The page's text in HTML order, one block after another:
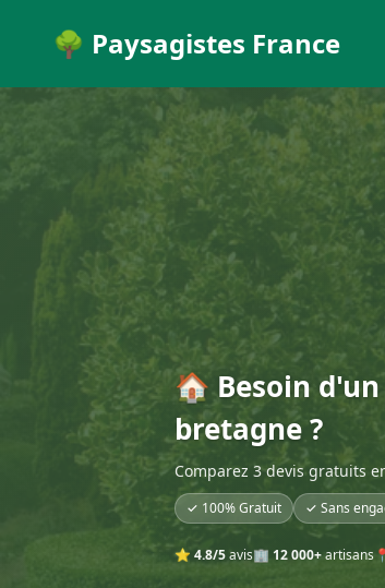
🌳 Paysagistes France
🏠 Besoin
bretagne ?
Comparez 3 devis gratuits
✓ 100% Gratuit ✓ Sans
⭐ 4.8/5avis🏢 12 000+artisans 📍